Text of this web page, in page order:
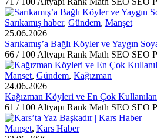
Sarıkamış haber, Gündem, Manşet
25.06.2026
Sarıkamış’a Bağlı Köyler ve Yaygın
66 / 100 Altyapı Rank Math SEO SEO
Manşet, Gündem, Kağızman
24.06.2026
Kağızman Köyleri ve En Çok
61 / 100 Altyapı Rank Math SEO SEO
Manşet, Kars Haber